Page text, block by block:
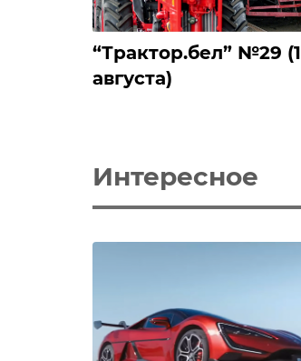
‎“Трактор.бел” №29 (1
августа)
Интересное